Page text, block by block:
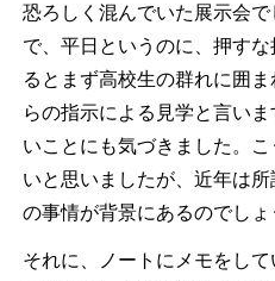
恐ろしく混んでいた展示会
で、平日というのに、押す
るとまず高校生の群れに囲
らの指示による見学と言い
いことにも気づきました。
いと思いましたが、近年は
の事情が背景にあるのでしょ
それに、ノートにメモをし